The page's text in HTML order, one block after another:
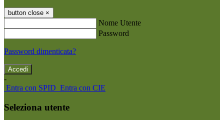
button close ×
Nome Utente
Password
Password dimenticata?
-
Entra con SPID Entra con CIE
Seleziona utente